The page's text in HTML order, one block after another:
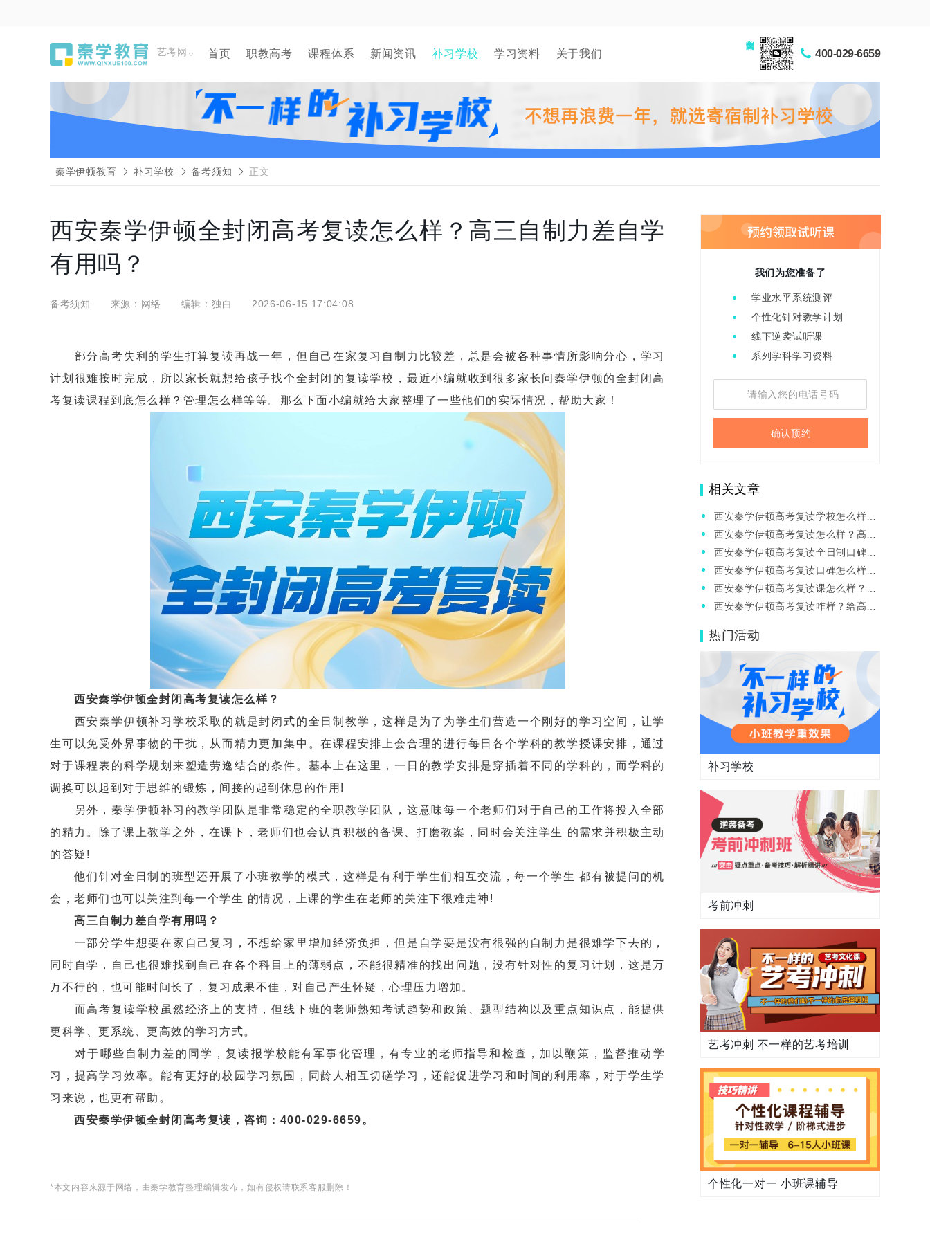
艺考网 首页 职教高考 课程体系 新闻资讯 补习学校 学习资料 关于我们 400-029-6659
秦学伊顿教育 补习学校 备考须知 正文
西安秦学伊顿全封闭高考复读怎么样？高三自制力差自学
有用吗？
备考须知 来源：网络 编辑：独白 2026-06-15 17:04:08
部分高考失利的学生打算复读再战一年，但自己在家复习自制力比较差，总是会被各种事情所影响分心，学习
计划很难按时完成，所以家长就想给孩子找个全封闭的复读学校，最近小编就收到很多家长问秦学伊顿的全封闭高
考复读课程到底怎么样？管理怎么样等等。那么下面小编就给大家整理了一些他们的实际情况，帮助大家！
西安秦学伊顿全封闭高考复读怎么样？
西安秦学伊顿补习学校采取的就是封闭式的全日制教学，这样是为了为学生们营造一个刚好的学习空间，让学
生可以免受外界事物的干扰，从而精力更加集中。在课程安排上会合理的进行每日各个学科的教学授课安排，通过
对于课程表的科学规划来塑造劳逸结合的条件。基本上在这里，一日的教学安排是穿插着不同的学科的，而学科的
调换可以起到对于思维的锻炼，间接的起到休息的作用!
另外，秦学伊顿补习的教学团队是非常稳定的全职教学团队，这意味每一个老师们对于自己的工作将投入全部
的精力。除了课上教学之外，在课下，老师们也会认真积极的备课、打磨教案，同时会关注学生 的需求并积极主动
的答疑!
他们针对全日制的班型还开展了小班教学的模式，这样是有利于学生们相互交流，每一个学生 都有被提问的机
会，老师们也可以关注到每一个学生 的情况，上课的学生在老师的关注下很难走神!
高三自制力差自学有用吗？
一部分学生想要在家自己复习，不想给家里增加经济负担，但是自学要是没有很强的自制力是很难学下去的，
同时自学，自己也很难找到自己在各个科目上的薄弱点，不能很精准的找出问题，没有针对性的复习计划，这是万
万不行的，也可能时间长了，复习成果不佳，对自己产生怀疑，心理压力增加。
而高考复读学校虽然经济上的支持，但线下班的老师熟知考试趋势和政策、题型结构以及重点知识点，能提供
更科学、更系统、更高效的学习方式。
对于哪些自制力差的同学，复读报学校能有军事化管理，有专业的老师指导和检查，加以鞭策，监督推动学
习，提高学习效率。能有更好的校园学习氛围，同龄人相互切磋学习，还能促进学习和时间的利用率，对于学生学
习来说，也更有帮助。
西安秦学伊顿全封闭高考复读，咨询：400-029-6659。
*本文内容来源于网络，由秦学教育整理编辑发布，如有侵权请联系客服删除！
我们为您准备了
学业水平系统测评
个性化针对教学计划
线下逆袭试听课
系列学科学习资料
确认预约
相关文章
西安秦学伊顿高考复读学校怎么样？
西安高考复读学校选择攻略
西安秦学伊顿高考复读怎么样？高考
复读择校注意事项
西安秦学伊顿高考复读全日制口碑怎
么样？教学辅导效果怎么样？
西安秦学伊顿高考复读口碑怎么样？
高考复读学习方法
西安秦学伊顿高考复读课怎么样？高
考460有必要复读吗？
西安秦学伊顿高考复读咋样？给高考
热门活动
补习学校
考前冲刺
艺考冲刺 不一样的艺考培训
个性化一对一 小班课辅导